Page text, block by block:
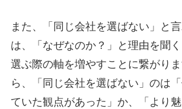
また、「同じ会社を選ばない」と
は、「なぜなのか？」と理由を聞
選ぶ際の軸を増やすことに繋がり
ら、「同じ会社を選ばない」のは
ていた観点があった」か、「より